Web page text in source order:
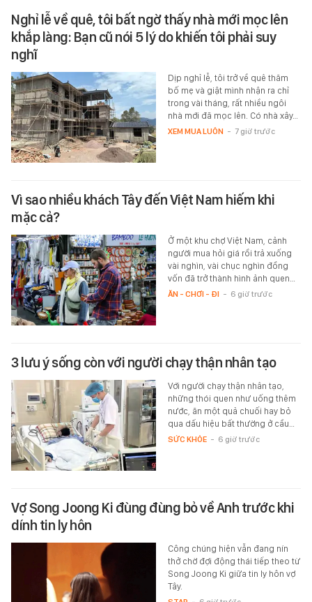
Nghỉ lễ về quê, tôi bất ngờ thấy nhà mới mọc lên
khắp làng: Bạn cũ nói 5 lý do khiến tôi phải suy
nghĩ
Dịp nghỉ lễ, tôi trở về quê thăm
bố mẹ và giật mình nhận ra chỉ
trong vài tháng, rất nhiều ngôi
nhà mới đã mọc lên. Có nhà xây…
XEM MUA LUÔN - 7 giờ trước
Vì sao nhiều khách Tây đến Việt Nam hiếm khi
mặc cả?
Ở một khu chợ Việt Nam, cảnh
người mua hỏi giá rồi trả xuống
vài nghìn, vài chục nghìn đồng
vốn đã trở thành hình ảnh quen…
ĂN - CHƠI - ĐI - 6 giờ trước
3 lưu ý sống còn với người chạy thận nhân tạo
Với người chạy thận nhân tạo,
những thói quen như uống thêm
nước, ăn một quả chuối hay bỏ
qua dấu hiệu bất thường ở cầu…
SỨC KHỎE - 6 giờ trước
Vợ Song Joong Ki đùng đùng bỏ về Anh trước khi
dính tin ly hôn
Công chúng hiện vẫn đang nín
thở chờ đợi động thái tiếp theo từ
Song Joong Ki giữa tin ly hôn vợ
Tây.